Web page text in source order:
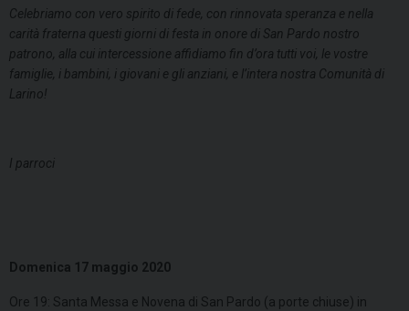
Celebriamo con vero spirito di fede, con rinnovata speranza e nella
carità fraterna questi giorni di festa in onore di San Pardo nostro
patrono, alla cui intercessione affidiamo fin d’ora tutti voi, le vostre
famiglie, i bambini, i giovani e gli anziani, e l’intera nostra Comunità di
Larino!
I parroci
Domenica 17 maggio 2020
Ore 19: Santa Messa e Novena di San Pardo (a porte chiuse) in